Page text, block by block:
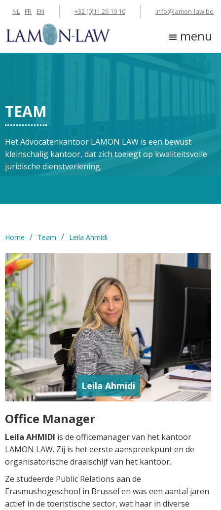
info@lamon-law.be
+32 (0)11 26 19 10
NL FR EN
menu
TEAM
Het Advocatenkantoor LAMON LAW is een bewust
kleinschalig kantoor, dat zich toelegt op kwaliteitsvolle
juridische dienstverlening.
Home / Team / Leila Ahmidi
Leila Ahmidi
Office Manager
Leila AHMIDI is de officemanager van het kantoor
LAMON LAW. Zij is het eerste aanspreekpunt en de
organisatorische draaischijf van het kantoor.
Ze studeerde Public Relations aan de
Erasmushogeschool in Brussel en was een aantal jaren
actief in de toeristische sector, wat haar in diverse